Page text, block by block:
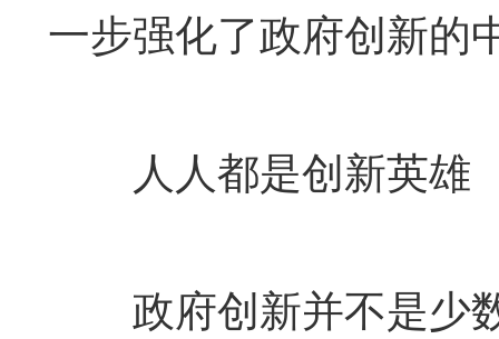
一步强化了政府创新的
人人都是创新英雄
政府创新并不是少